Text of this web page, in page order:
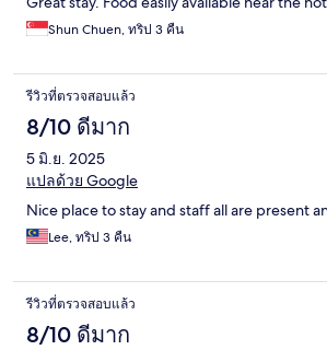
Shun Chuen, ทริป 3 คืน
รีวิวที่ตรวจสอบแล้ว
8/10 ดีมาก
5 มิ.ย. 2025
แปลด้วย Google
Nice place to stay and staff all are present
Lee, ทริป 3 คืน
รีวิวที่ตรวจสอบแล้ว
8/10 ดีมาก